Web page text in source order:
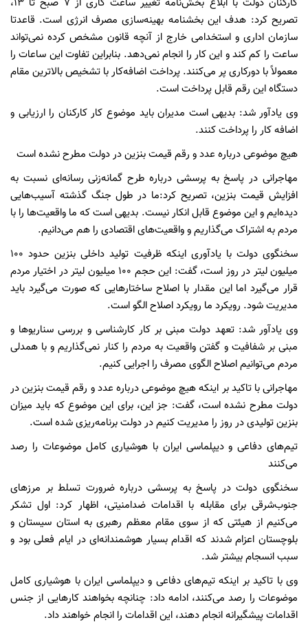
کارکنان دولت با ابلاغ بخش‌نامه تغییر ساعت کاری از ۷ صبح تا ۱۳،
تصریح کرد: هدف این بخشنامه بهینه‌سازی مصرف انرژی است. قاعدتا
سازمان اداری و استخدامی خارج از آنچه قانون مشخص کرده نمی‌تواند
ساعت را کم کند و این کار را انجام نمی‌دهد. بنابراین تفاوت این ساعات را
معمولاً با دورکاری پر می‌کنند. پرداخت اضافه‌کار با تشخیص بالاترین مقام
دستگاه این رقم قابل پرداخت است.
وی یادآور شد: بدیهی است مدیران باید موضوع کار کارکنان را ارزیابی و
اضافه کار را پرداخت کنند.
هیچ موضوعی درباره عدد و رقم قیمت بنزین در دولت مطرح نشده است
مهاجرانی در پاسخ به پرسشی درباره طرح گمانه‌زنی رسانه‌ای نسبت به
افزایش قیمت بنزین، تصریح کرد:ما در طول جنگ گذشته آسیب‌هایی
دیده‌ایم و این موضوع قابل انکار نیست. بدیهی است که ما واقعیت‌ها را با
مردم به اشتراک می‌گذاریم و واقعیت‌های اقتصادی را هم می‌دانیم.
سخنگوی دولت با یادآوری اینکه ظرفیت تولید داخلی بنزین حدود ۱۰۰
میلیون لیتر در روز است، گفت: این حجم ۱۰۰ میلیون لیتر در اختیار مردم
قرار می‌گیرد اما این مقدار با اصلاح ساختارهایی که صورت می‌گیرد باید
مدیریت شود. رویکرد ما رویکرد اصلاح الگو است.
وی یادآور شد: تعهد دولت مبنی بر کار کارشناسی و بررسی سناریوها و
مبنی بر شفافیت‌ و گفتن واقعیت به مردم را کنار نمی‌گذاریم و با همدلی
مردم می‌توانیم اصلاح الگوی مصرف را اجرایی کنیم.
مهاجرانی با تاکید بر اینکه هیچ موضوعی درباره عدد و رقم قیمت بنزین در
دولت مطرح نشده است، گفت: جز این، برای این موضوع که باید میزان
بنزین تولیدی در روز را مدیریت کنیم در دولت برنامه‌ریزی شده است.
تیم‌های دفاعی و دیپلماسی ایران با هوشیاری کامل موضوعات را رصد
می‌کنند
سخنگوی دولت در پاسخ به پرسشی درباره ضرورت تسلط بر مرزهای
جنوب‌شرقی برای مقابله با اقدامات ضدامنیتی، اظهار کرد: اول تشکر
می‌کنیم از هیئتی که از سوی مقام معظم رهبری به استان سیستان و
بلوچستان اعزام شدند که اقدام بسیار هوشمندانه‌ای در ایام فعلی بود و
سبب انسجام بیشتر شد.
وی با تاکید بر اینکه تیم‌های دفاعی و دیپلماسی ایران با هوشیاری کامل
موضوعات را رصد می‌کنند، ادامه داد: چنانچه بخواهند کارهایی از جنس
اقدامات پیشگیرانه انجام دهند، این اقدامات را انجام خواهند داد.